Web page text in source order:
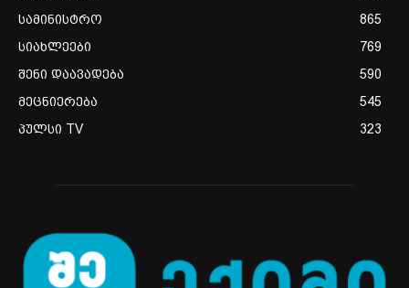
სამინისტრო
865
სიახლეები
769
შენი დაავადება
590
მეცნიერება
545
პულსი TV
323